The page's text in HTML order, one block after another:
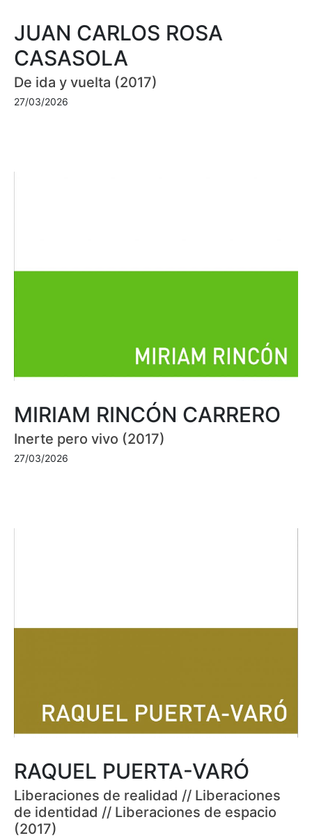
JUAN CARLOS ROSA
CASASOLA
De ida y vuelta (2017)
27/03/2026
MIRIAM RINCÓN CARRERO
Inerte pero vivo (2017)
27/03/2026
RAQUEL PUERTA-VARÓ
Liberaciones de realidad // Liberaciones
de identidad // Liberaciones de espacio
(2017)